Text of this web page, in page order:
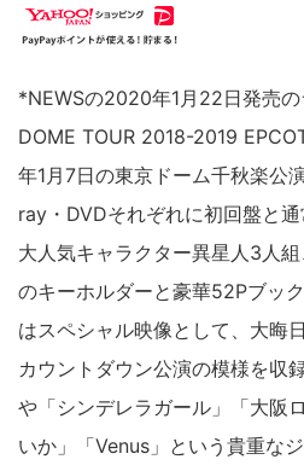
*NEWSの2020年1月22日発売
DOME TOUR 2018-2019
年1月7日の東京ドーム千秋楽公
ray・DVDそれぞれに初回盤と
大人気キャラクター異星人3人
のキーホルダーと豪華52Pブッ
はスペシャル映像として、大晦
カウントダウン公演の模様を収
や「シンデレラガール」「大阪
いか」「Venus」という貴重な